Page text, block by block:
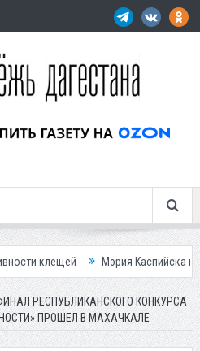
Мэрия Каспийска назвала
РЕСПУБЛИКАНСКОГО КОНКУРСА
ПРОШЕЛ В МАХАЧКАЛЕ